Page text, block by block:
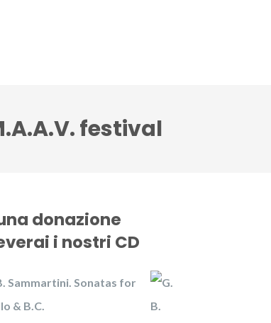
festival
donazione
i nostri CD
Sammartini. Sonatas for
& B.C.